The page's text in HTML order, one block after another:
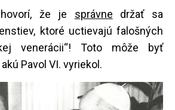
že je správne držať sa
ktoré uctievajú falošných
venerácii“! Toto môže byť
Pavol VI. vyriekol.